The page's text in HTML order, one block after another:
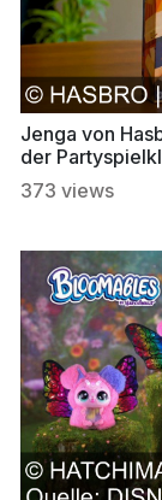
Jenga von
der
373 views